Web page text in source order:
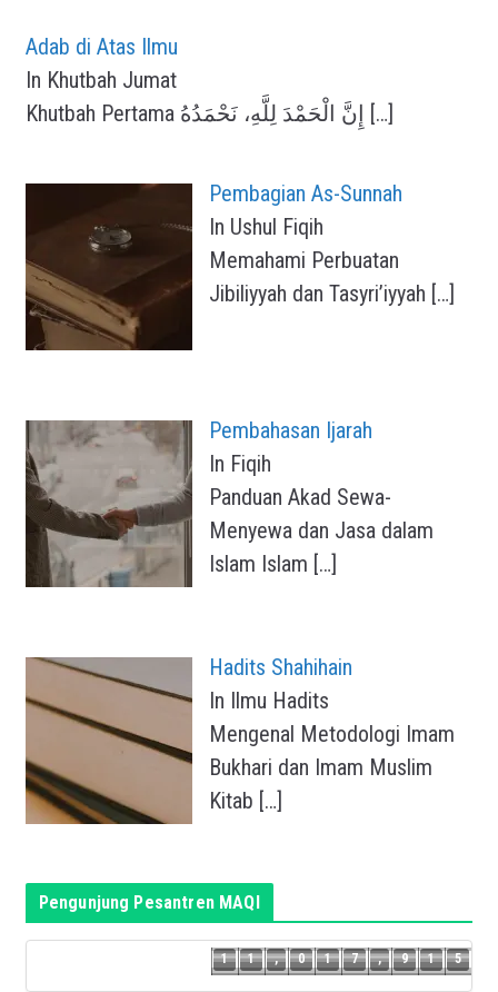
Adab di Atas Ilmu
In Khutbah Jumat
[…]
Pembagian As-Sunnah
In Ushul Fiqih
Memahami Perbuatan
Jibiliyyah dan Tasyri’iyyah […]
Pembahasan Ijarah
In Fiqih
Panduan Akad Sewa-
Menyewa dan Jasa dalam
Islam Islam […]
Hadits Shahihain
In Ilmu Hadits
Mengenal Metodologi Imam
Bukhari dan Imam Muslim
Kitab […]
Pengunjung Pesantren MAQI
1
1
,
0
1
7
,
9
1 5